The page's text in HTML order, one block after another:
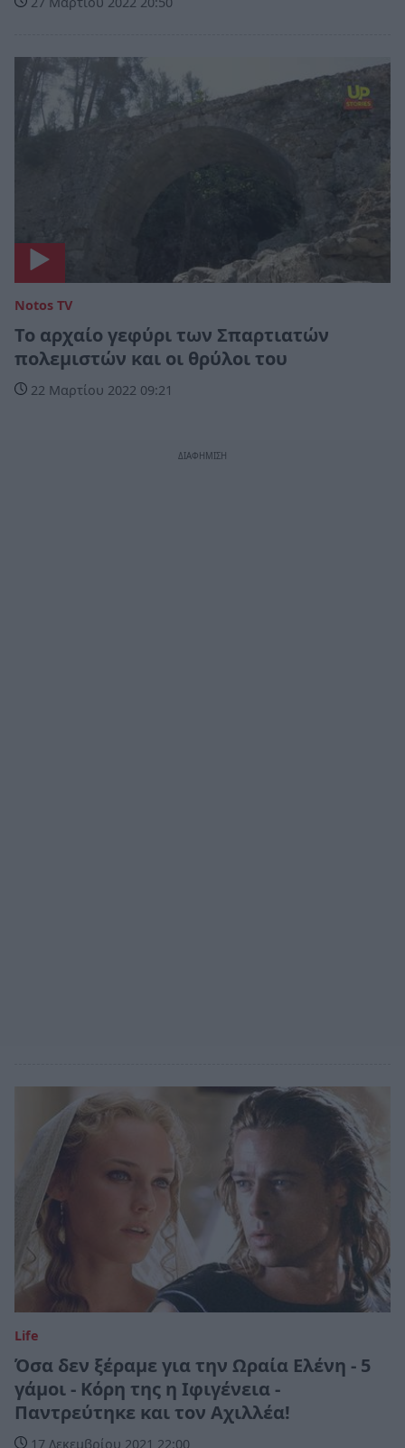
Notos TV
Το αρχαίο γεφύρι των Σπαρτιατών
πολεμιστών και οι θρύλοι του
22 Μαρτίου 2022 09:21
Life
Όσα δεν ξέραμε για την Ωραία Ελένη - 5
γάμοι - Κόρη της η Ιφιγένεια -
Παντρεύτηκε και τον Αχιλλέα!
17 Δεκεμβρίου 2021 22:00